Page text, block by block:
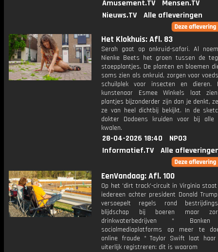
Amusement.TV
Mensen.TV
Nieuws.TV
Alle afleveringen
Het Klokhuis: Afl. 83
Serah gaat op onkruid-safari. Al
Nienke Beets het groen tussen de
stoepplantjes. De planten en bloemen
soms zien als onkruid, zorgen voor
schuilplek voor insecten en dieren.
kunstenaar Esmee Winkels laat
plantjes bijzonderder zijn dan je denkt,
ze van heel dichtbij bekijkt. In de
dokter Dodoens kruiden voor bij alle
kwalen.
28-04-2026 18:40
NPO3
Informatief.TV
Alle
EenVandaag: Afl. 100
Op het 'dirt track'-circuit in Virginia
iedereen achter president Donald
versoepelt regels rond
blijdschap bij boeren maar
drinkwaterbedrijven * Banken
socialmediaplatforms op meer te
online fraude * Taylor Swift laat
uiterlijk registreren: dit is waarom